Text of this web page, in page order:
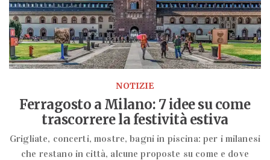
NOTIZIE
Ferragosto a Milano: 7 idee su come
trascorrere la festività estiva
Grigliate, concerti, mostre, bagni in piscina: per i milanesi
che restano in città, alcune proposte su come e dove